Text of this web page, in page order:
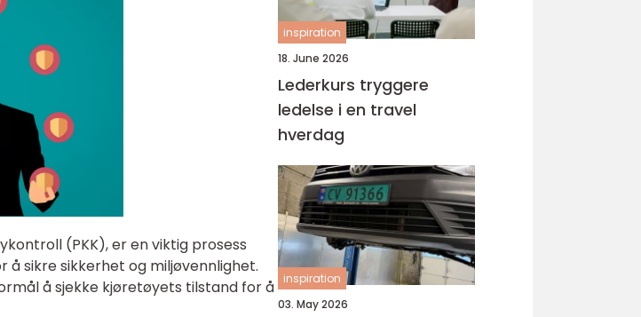
(PKK), er en viktig prosess
å sikre sikkerhet og miljøvennlighet.
å sjekke kjøretøyets tilstand for å
inspiration
18. June 2026
Lederkurs tryggere
ledelse i en travel
hverdag
inspiration
03. May 2026